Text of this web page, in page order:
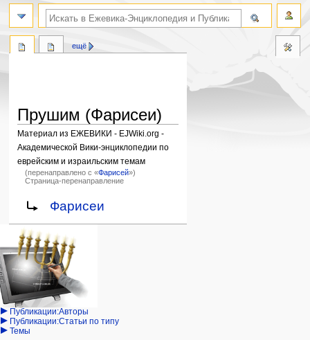
Прушим (Фарисеи)
Материал из ЕЖЕВИКИ - EJWiki.org -
Академической Вики-энциклопедии по
еврейским и израильским темам
(перенаправлено с «Фарисей»)
Страница-перенаправление
Перейти
навигации
Перейти
поиску
Перенаправление на:
Фарисеи
Навигация
ещё
персональные инструменты
войти
запрос
учётной
записи
категории
Израиль:Страна и
государство
Иудаизм
Народ
Проекты
Проекты/Участники/
дополнения
Публикации:Авторы
Публикации:Статьи по типу
Темы
поиск по словам